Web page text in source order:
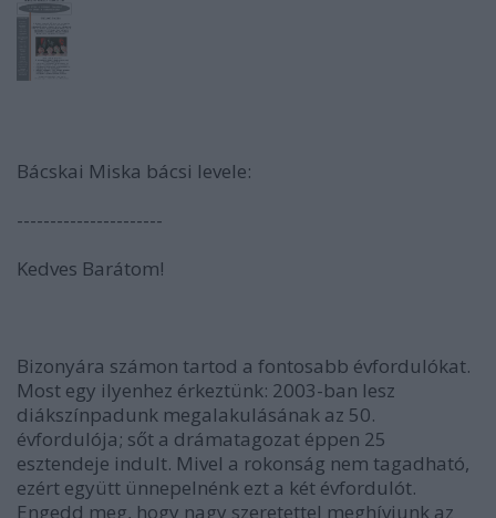
Bácskai Miska bácsi levele:
----------------------
Kedves Barátom!
Bizonyára számon tartod a fontosabb évfordulókat.
Most egy ilyenhez érkeztünk: 2003-ban lesz
diákszínpadunk megalakulásának az 50.
évfordulója; sőt a drámatagozat éppen 25
esztendeje indult. Mivel a rokonság nem tagadható,
ezért együtt ünnepelnénk ezt a két évfordulót.
Engedd meg, hogy nagy szeretettel meghívjunk az